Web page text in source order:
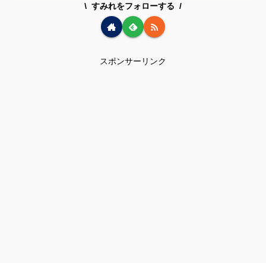
すみれをフォローする
スポンサーリンク